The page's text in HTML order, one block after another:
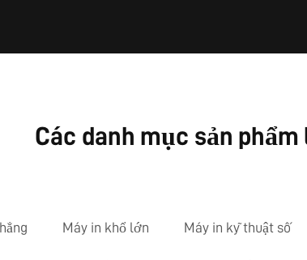
Các danh mục sản phẩm
Máy in khổ lớn Máy in kỹ thuật số